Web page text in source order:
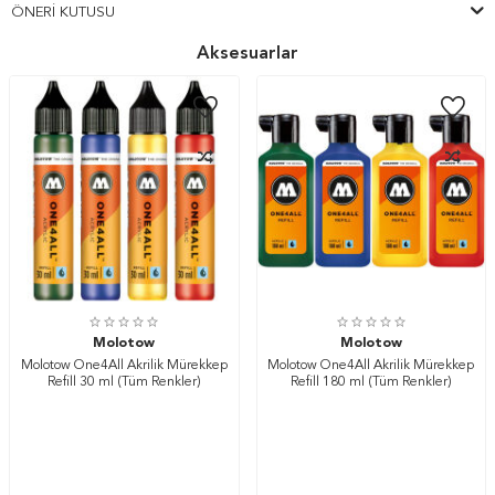
ÖNERI KUTUSU
Aksesuarlar
Molotow
Molotow One4All Akrilik Mürekkep
Refill 30 ml (Tüm Renkler)
Molotow
Molotow One4All Akrilik Mürekkep
Refill 180 ml (Tüm Renkler)